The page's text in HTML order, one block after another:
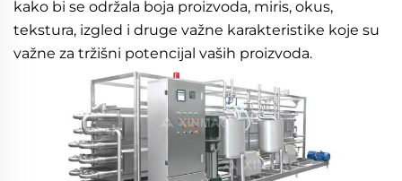
kako bi se održala boja proizvoda, miris, okus,
tekstura, izgled i druge važne karakteristike koje su
važne za tržišni potencijal vaših proizvoda.